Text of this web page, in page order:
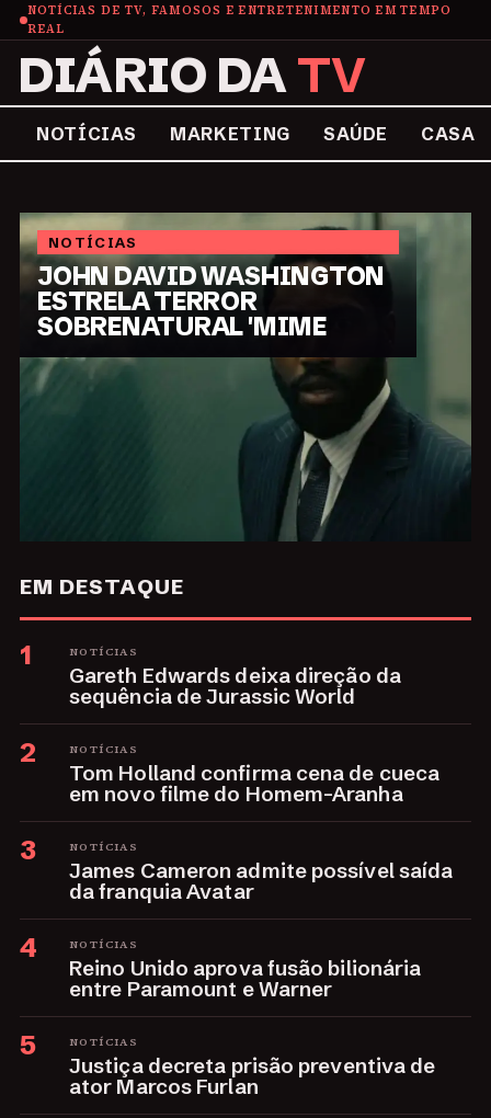
NOTÍCIAS DE TV, FAMOSOS E ENTRETENIMENTO EM TEMPO
REAL
DIÁRIO DATV
NOTÍCIAS MARKETING SAÚDE CASA
Diário da TV: Diário da
NOTÍCIAS
JOHN DAVID WASHINGTON
ESTRELA TERROR
SOBRENATURAL 'MIME
EM DESTAQUE
1 NOTÍCIAS
Gareth Edwards deixa direção da
sequência de Jurassic World
2 NOTÍCIAS
Tom Holland confirma cena de cueca
em novo filme do Homem-Aranha
3 NOTÍCIAS
James Cameron admite possível saída
da franquia Avatar
4 NOTÍCIAS
Reino Unido aprova fusão bilionária
entre Paramount e Warner
5 NOTÍCIAS
Justiça decreta prisão preventiva de
ator Marcos Furlan